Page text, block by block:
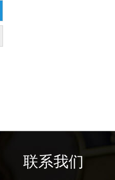
联系我们